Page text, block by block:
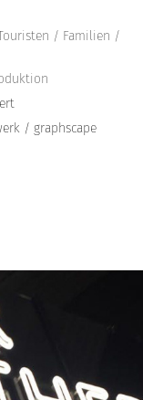
/ Familien /
/ graphscape